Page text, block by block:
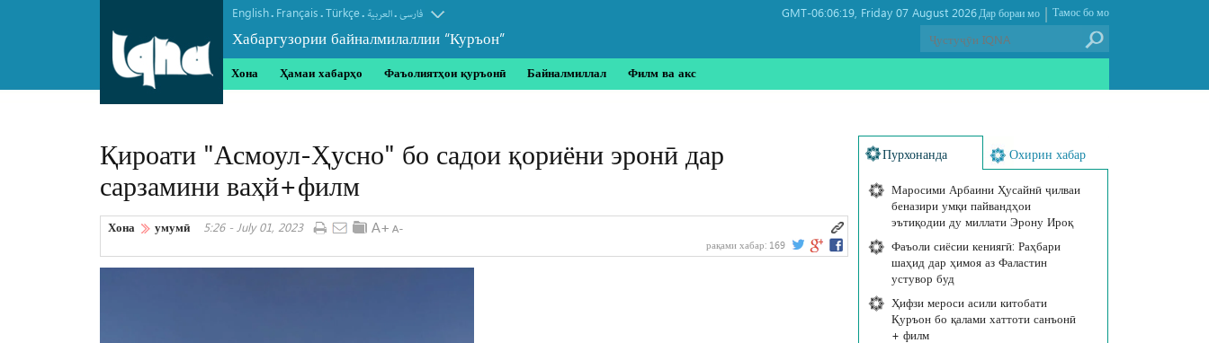
English. Français.Türkçe. العربیة.فارسی
Хабаргузории байналмилаллии “Куръон”
Friday 07 August 2026 ,
GMT-06:06:19 Тамос бо мо
|
Дар бораи мо
Хона Ҳамаи хабарҳо Фаъолиятҳои қуръонӣ Байналмиллал Филм ва акс
Қироати "Асмоул-Ҳусно" бо садои қориёни эронӣ дар
сарзамини ваҳй+филм
Хона умумӣ 5:26 - July 01, 2023
рақами хабар: 169
Пурхонанда Охирин хабар
Маросими Арбаини Ҳусайнӣ ҷилваи
беназири умқи пайвандҳои
эътиқодии ду миллати Эрону Ироқ
Фаъоли сиёсии кениягӣ: Раҳбари
шаҳид дар ҳимоя аз Фаластин
устувор буд
Ҳифзи мероси асили китобати
Қуръон бо қалами хаттоти санъонӣ
+ филм